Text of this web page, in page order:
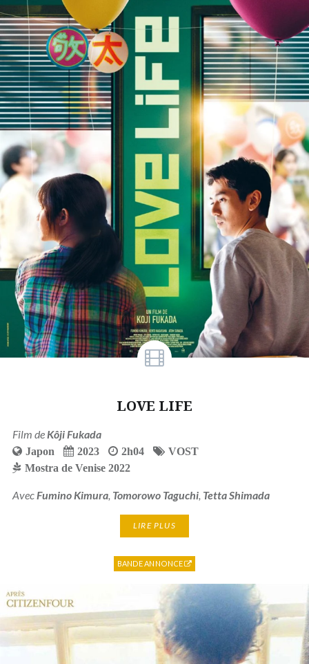
LOVE LIFE
Film deKôji Fukada
Japon 2023 2h04
VOST
Mostra de Venise 2022
AvecFumino Kimura, Tomorowo Taguchi, Tetta Shimada
LIRE PLUS
BANDE ANNONCE